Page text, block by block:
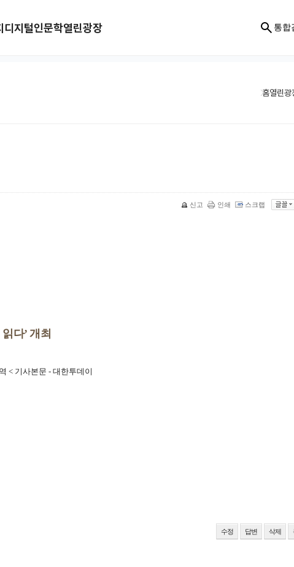
디지털인문학열린광장 통합
홈열린광
신고 인쇄 스크랩
다’ 개최
< 기사본문 - 대한투데이
수정 답변 삭제